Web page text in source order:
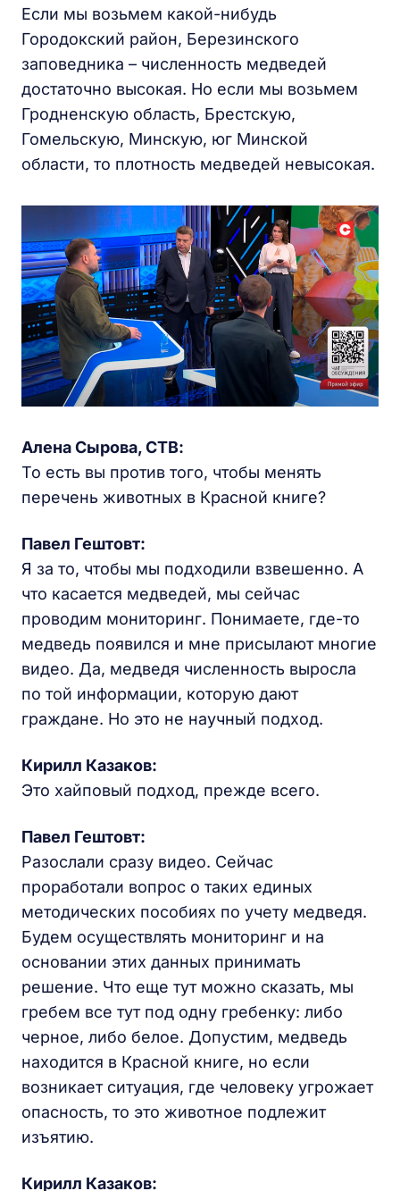
Если мы возьмем какой-нибудь
Городокский район, Березинского
заповедника – численность медведей
достаточно высокая. Но если мы возьмем
Гродненскую область, Брестскую,
Гомельскую, Минскую, юг Минской
области, то плотность медведей невысокая.
АленаСырова,СТВ:
То есть вы против того, чтобы менять
перечень животных в Красной книге?
Павел Гештовт:
Я за то, чтобы мы подходили взвешенно. А
что касается медведей, мы сейчас
проводим мониторинг. Понимаете, где-то
медведь появился и мне присылают многие
видео. Да, медведя численность выросла
по той информации, которую дают
граждане. Но это не научный подход.
Кирилл Казаков:
Это хайповый подход, прежде всего.
Павел Гештовт:
Разослали сразу видео. Сейчас
проработали вопрос о таких единых
методических пособиях по учету медведя.
Будем осуществлять мониторинг и на
основании этих данных принимать
решение. Что еще тут можно сказать, мы
гребем все тут под одну гребенку: либо
черное, либо белое. Допустим, медведь
находится в Красной книге, но если
возникает ситуация, где человеку угрожает
опасность, то это животное подлежит
изъятию.
Кирилл Казаков: